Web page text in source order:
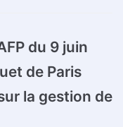
du 9 juin
de Paris
la gestion de